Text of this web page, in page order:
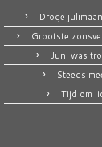
Droge
Grootste
Juni was
Steeds
Tijd om